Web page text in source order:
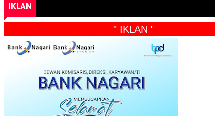
IKLAN
" IKLAN "